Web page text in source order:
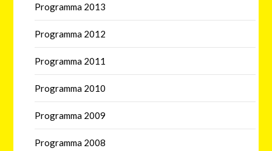
Programma 2013
Programma 2012
Programma 2011
Programma 2010
Programma 2009
Programma 2008